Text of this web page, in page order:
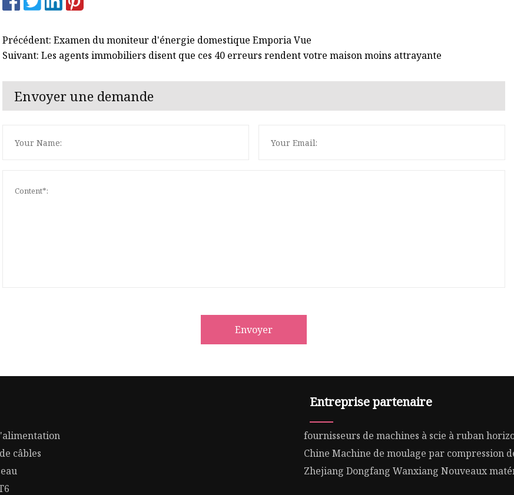
Précédent: Examen du moniteur d'énergie domestique Emporia Vue
Suivant: Les agents immobiliers disent que ces 40 erreurs rendent votre maison moins attrayante
Envoyer une demande
Envoyer
câbles
Entreprise partenaire
fournisseurs de machines à scie à ruban
Chine Machine de moulage par compression
Zhejiang Dongfang Wanxiang Nouveaux